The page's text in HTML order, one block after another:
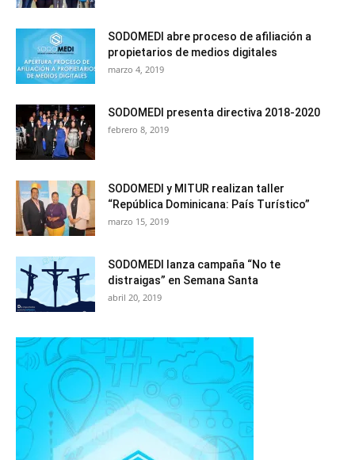
SODOMEDI abre proceso de afiliación a
propietarios de medios digitales
marzo 4, 2019
SODOMEDI presenta directiva 2018-2020
febrero 8, 2019
SODOMEDI y MITUR realizan taller
“República Dominicana: País Turístico”
marzo 15, 2019
SODOMEDI lanza campaña “No te
distraigas” en Semana Santa
abril 20, 2019